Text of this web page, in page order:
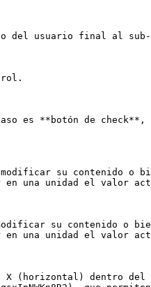
usuario final al sub-
es **botón de check**,
su contenido o
en una unidad el valor
su contenido o
en una unidad el valor
dentro del